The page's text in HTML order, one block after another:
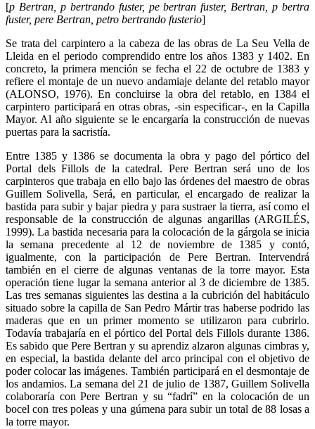
[p Bertran, p bertrando fuster, pe bertran fuster, Bertran, p bertra
fuster, pere Bertran, petro bertrando fusterio]
Se trata del carpintero a la cabeza de las obras de La Seu Vella de
Lleida en el periodo comprendido entre los años 1383 y 1402. En
concreto, la primera mención se fecha el 22 de octubre de 1383 y
refiere el montaje de un nuevo andamiaje delante del retablo mayor
(ALONSO, 1976). En concluirse la obra del retablo, en 1384 el
carpintero participará en otras obras, -sin especificar-, en la Capilla
Mayor. Al año siguiente se le encargaría la construcción de nuevas
puertas para la sacristía.
Entre 1385 y 1386 se documenta la obra y pago del pórtico del
Portal dels Fillols de la catedral. Pere Bertran será uno de los
carpinteros que trabaja en ello bajo las órdenes del maestro de obras
Guillem Solivella, Será, en particular, el encargado de realizar la
bastida para subir y bajar piedra y para sustraer la tierra, así como el
responsable de la construcción de algunas angarillas (ARGILÉS,
1999). La bastida necesaria para la colocación de la gárgola se inicia
la semana precedente al 12 de noviembre de 1385 y contó,
igualmente, con la participación de Pere Bertran. Intervendrá
también en el cierre de algunas ventanas de la torre mayor. Esta
operación tiene lugar la semana anterior al 3 de diciembre de 1385.
Las tres semanas siguientes las destina a la cubrición del habitáculo
situado sobre la capilla de San Pedro Mártir tras haberse podrido las
maderas que en un primer momento se utilizaron para cubrirlo.
Todavía trabajaría en el pórtico del Portal dels Fillols durante 1386.
Es sabido que Pere Bertran y su aprendiz alzaron algunas cimbras y,
en especial, la bastida delante del arco principal con el objetivo de
poder colocar las imágenes. También participará en el desmontaje de
los andamios. La semana del 21 de julio de 1387, Guillem Solivella
colaboraría con Pere Bertran y su “fadrí” en la colocación de un
bocel con tres poleas y una gúmena para subir un total de 88 losas a
la torre mayor.